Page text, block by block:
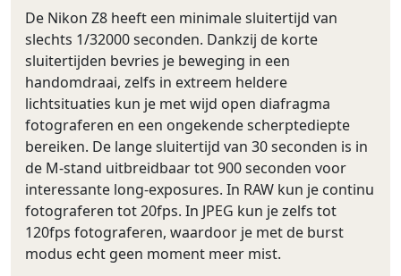
De Nikon Z8 heeft een minimale sluitertijd van
slechts 1/32000 seconden. Dankzij de korte
sluitertijden bevries je beweging in een
handomdraai, zelfs in extreem heldere
lichtsituaties kun je met wijd open diafragma
fotograferen en een ongekende scherptediepte
bereiken. De lange sluitertijd van 30 seconden is in
de M-stand uitbreidbaar tot 900 seconden voor
interessante long-exposures. In RAW kun je continu
fotograferen tot 20fps. In JPEG kun je zelfs tot
120fps fotograferen, waardoor je met de burst
modus echt geen moment meer mist.